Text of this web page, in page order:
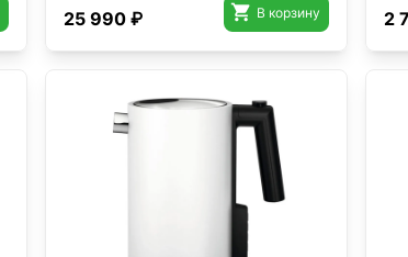
25 990 ₽  В корзину 2